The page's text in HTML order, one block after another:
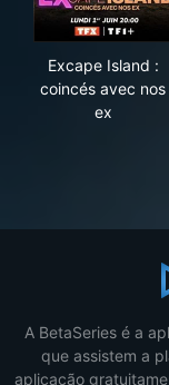
Excape Island :
coincés avec nos
ex
A BetaSeries é a
que assistem a
aplicação